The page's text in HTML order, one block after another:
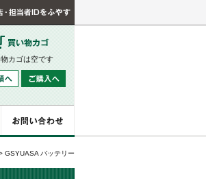
カゴは空です
GSYUASA バッテリー